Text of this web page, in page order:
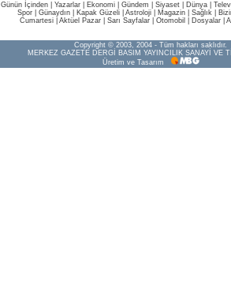
Günün İçinden Yazarlar Ekonomi Gündem Siyaset Dünya |
Spor
Günaydın Kapak Güzeli Astroloji Magazin Sağlık
Cumartesi| Aktüel Pazar| Sarı Sayfalar| Otomobil Dosyalar|
Copyright © 2003, 2004 - Tüm hakları saklıdır.
MERKEZ GAZETE DERGİ BASIM YAYINCILIK SANAYİ VE
Üretim ve Tasarım